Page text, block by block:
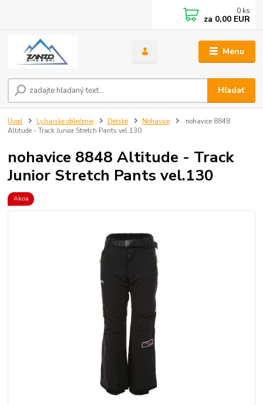
Menu
Hľadať
0 ks
za 0,00 EUR
Úvod Lyžiarske oblečenie Detské Nohavice
nohavice 8848
Altitude - Track Junior Stretch Pants vel.130
nohavice 8848 Altitude - Track
Junior Stretch Pants vel.130
Akcia